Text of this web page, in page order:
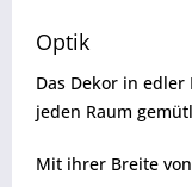
Optik
Das Dekor in
jeden Raum
Mit ihrer Breite